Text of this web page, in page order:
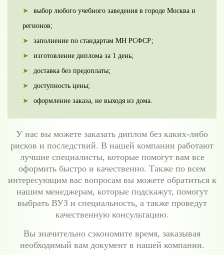
выбор любого учебного заведения в городе Москва и
регионов;
заполнение по стандартам МН РСФСР;
изготовление диплома за 1 день;
доставка без предоплаты;
доступность цены;
оформление заказа, не выходя из дома.
У нас вы можете заказать диплом без каких-либо
рисков и последствий. В нашей компании работают
лучшие специалисты, которые помогут вам все
оформить быстро и качественно. Также по всем
интересующим вас вопросам вы можете обратиться к
нашим менеджерам, которые подскажут, помогут
выбрать ВУЗ и специальность, а также проведут
качественную консультацию.
Вы значительно сэкономите время, заказывая
необходимый вам документ в нашей компании.